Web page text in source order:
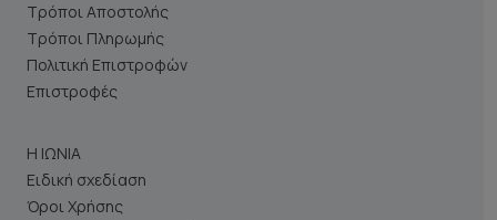
Τρόποι Αποστολής
Τρόποι Πληρωμής
Πολιτική Επιστροφών
Επιστροφές
Η ΙΩΝΙΑ
Ειδική σχεδίαση
Όροι Χρήσης